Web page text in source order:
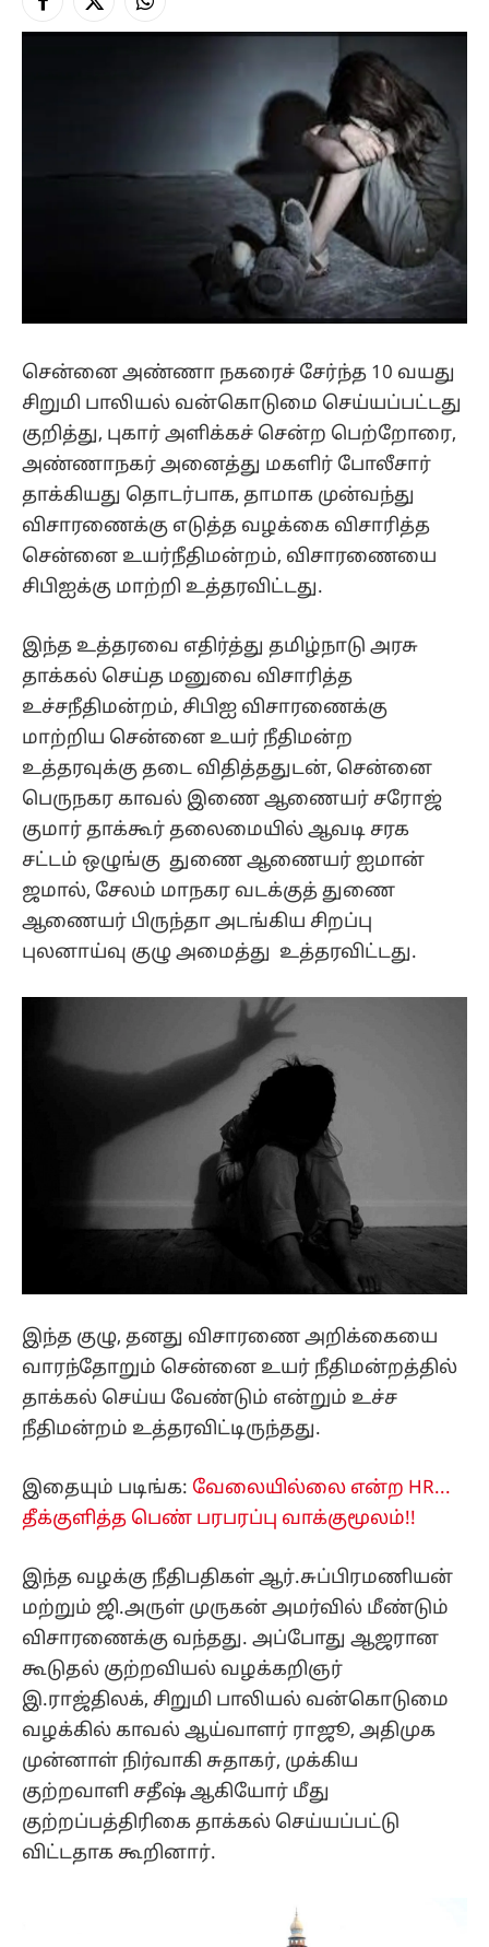
Facebook
X
(Twitter)
Instagram
சென்னை அண்ணா நகரைச் சேர்ந்த 10 வயது
சிறுமி பாலியல் வன்கொடுமை செய்யப்பட்டது
குறித்து, புகார் அளிக்கச் சென்ற பெற்றோரை,
அண்ணாநகர் அனைத்து மகளிர் போலீசார்
தாக்கியது தொடர்பாக, தாமாக முன்வந்து
விசாரணைக்கு எடுத்த வழக்கை விசாரித்த
சென்னை உயர்நீதிமன்றம், விசாரணையை
சிபிஐக்கு மாற்றி உத்தரவிட்டது.
இந்த உத்தரவை எதிர்த்து தமிழ்நாடு அரசு
தாக்கல் செய்த மனுவை விசாரித்த
உச்சநீதிமன்றம், சிபிஐ விசாரணைக்கு
மாற்றிய சென்னை உயர் நீதிமன்ற
உத்தரவுக்கு தடை விதித்ததுடன், சென்னை
பெருநகர காவல் இணை ஆணையர் சரோஜ்
குமார் தாக்கூர் தலைமையில் ஆவடி சரக
சட்டம் ஒழுங்கு துணை ஆணையர் ஐமான்
ஜமால், சேலம் மாநகர வடக்குத் துணை
ஆணையர் பிருந்தா அடங்கிய சிறப்பு
புலனாய்வு குழு அமைத்து உத்தரவிட்டது.
இந்த குழு, தனது விசாரணை அறிக்கையை
வாரந்தோறும் சென்னை உயர் நீதிமன்றத்தில்
தாக்கல் செய்ய வேண்டும் என்றும் உச்ச
நீதிமன்றம் உத்தரவிட்டிருந்தது.
இதையும் படிங்க: வேலையில்லை என்ற HR...
தீக்குளித்த பெண் பரபரப்பு வாக்குமூலம்!!
இந்த வழக்கு நீதிபதிகள் ஆர்.சுப்பிரமணியன்
மற்றும் ஜி.அருள் முருகன் அமர்வில் மீண்டும்
விசாரணைக்கு வந்தது. அப்போது ஆஜரான
கூடுதல் குற்றவியல் வழக்கறிஞர்
இ.ராஜ்திலக், சிறுமி பாலியல் வன்கொடுமை
வழக்கில் காவல் ஆய்வாளர் ராஜூ, அதிமுக
முன்னாள் நிர்வாகி சுதாகர், முக்கிய
குற்றவாளி சதீஷ் ஆகியோர் மீது
குற்றப்பத்திரிகை தாக்கல் செய்யப்பட்டு
விட்டதாக கூறினார்.